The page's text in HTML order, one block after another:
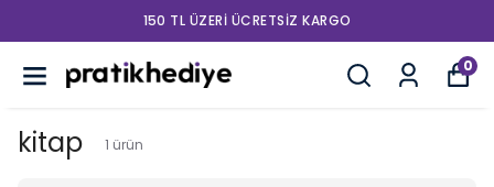
150 TL ÜZERI ÜCRETSIZ KARGO
0
kitap 1 ürün